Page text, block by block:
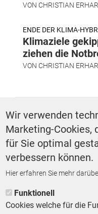
VON CHRISTIAN
ENDE DER KLIMA-
Klimaziele
ziehen die
VON CHRISTIAN
Politik
Wir verwenden
Marketing-Cookies,
für Sie optimal
verbessern können.
Hier erfahren Sie mehr
Funktionell
Cookies welche für die